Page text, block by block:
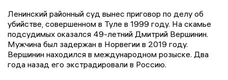
Ленинский районный суд вынес приговор по делу об
убийстве, совершенном в Туле в 1999 году. На скамье
подсудимых оказался 49-летний Дмитрий Вершинин.
Мужчина был задержан в Норвегии в 2019 году.
Вершинин находился в международном розыске. Два
года назад его экстрадировали в Россию.